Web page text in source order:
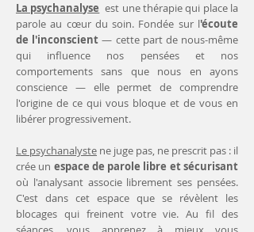
La psychanalyse est une thérapie qui place la
parole au cœur du soin. Fondée sur l'écoute
de l'inconscient— cette part de nous-même
qui influence nos pensées et nos
comportements sans que nous en ayons
conscience — elle permet de comprendre
l'origine de ce qui vous bloque et de vous en
libérer progressivement.
Le psychanalyste ne juge pas, ne prescrit pas : il
crée un espace de parole libre et sécurisant
où l'analysant associe librement ses pensées.
C'est dans cet espace que se révèlent les
blocages qui freinent votre vie. Au fil des